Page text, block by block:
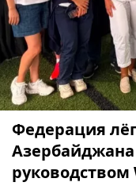
Федерация
Азербайджана